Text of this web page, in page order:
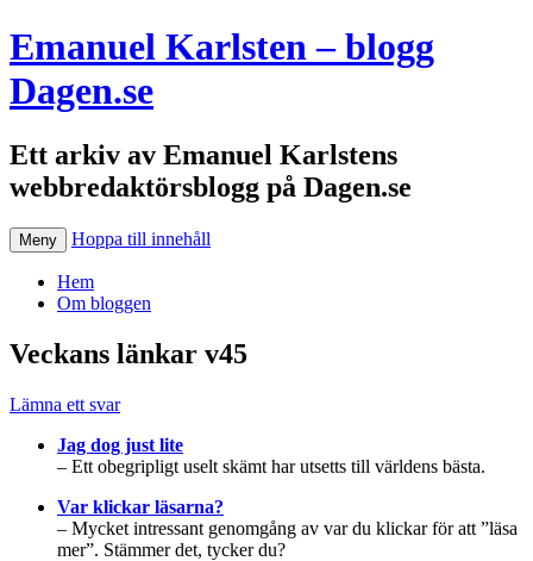
Emanuel Karlsten – blogg
Dagen.se
Ett arkiv av Emanuel Karlstens
webbredaktörsblogg på Dagen.se
Meny Hoppa till innehåll
Hem
Om bloggen
Veckans länkar v45
Lämna ett svar
Jag dog just lite
– Ett obegripligt uselt skämt har utsetts till världens bästa.
Var klickar läsarna?
– Mycket intressant genomgång av var du klickar för att ”läsa
mer”. Stämmer det, tycker du?